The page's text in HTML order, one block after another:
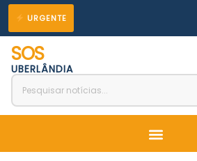
para
conteúdo
URGENTE
SOS
UBERLÂNDIA
Menu